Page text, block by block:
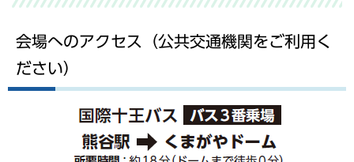
会場へのアクセス（公共交通機関をご利用く
ださい）